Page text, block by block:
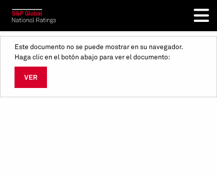
Este documento no se puede mostrar en su navegador.
Haga clic en el botón abajo para ver el documento:
VER